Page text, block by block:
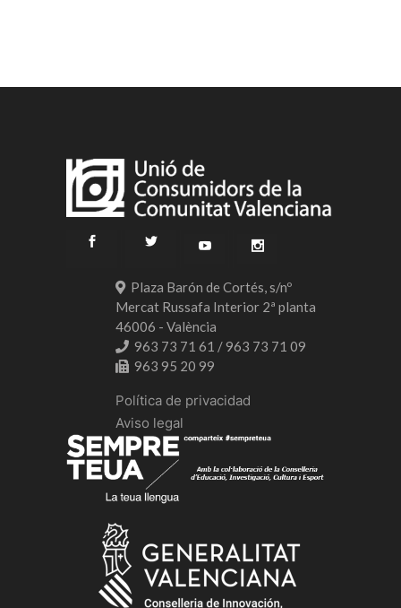
Plaza Barón de Cortés, s/nº
Mercat Russafa Interior 2ª planta
46006 - València
963 73 71 61 / 963 73 71 09
963 95 20 99
Política de privacidad
Aviso legal